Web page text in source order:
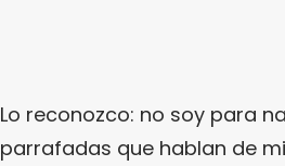
Lo reconozco: no soy para
parrafadas que hablan de